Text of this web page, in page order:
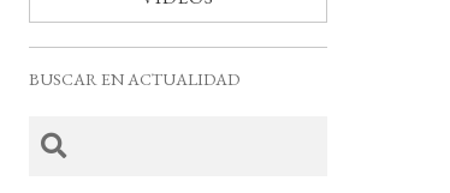
BUSCAR EN ACTUALIDAD